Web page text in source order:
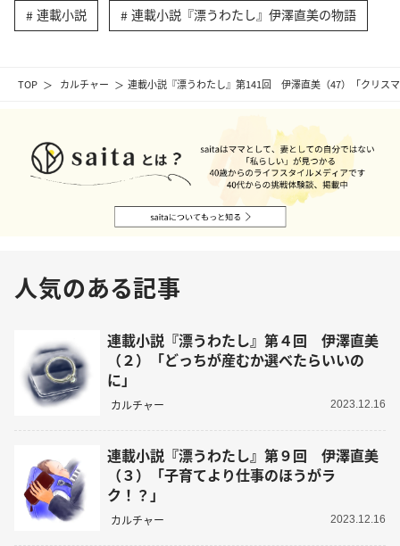
TOP カルチャー 連載小説『漂うわたし』第141回 伊澤直美（47）「クリス
連載小説 連載小説『漂うわたし』伊澤直美の物語
人気のある記事
連載小説『漂うわたし』第４回 伊澤直美
（２）「どっちが産むか選べたらいいの
に」
カルチャー 2023.12.16
連載小説『漂うわたし』第９回 伊澤直美
（３）「子育てより仕事のほうがラ
ク！？」
カルチャー 2023.12.16